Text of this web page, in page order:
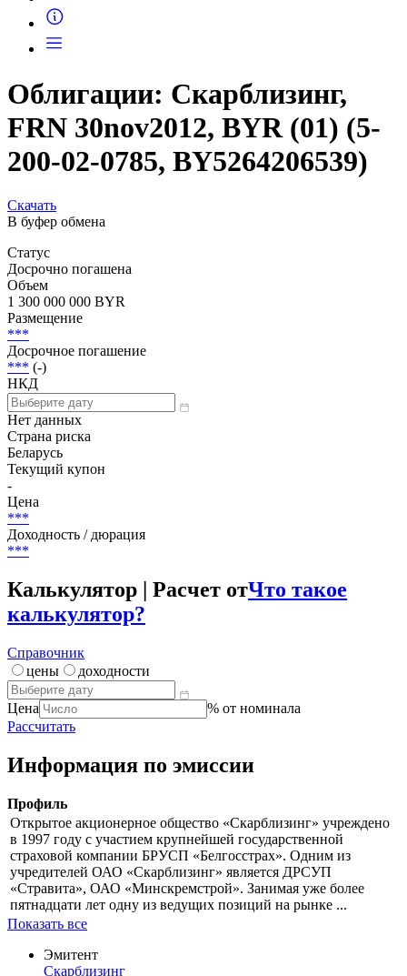
Облигации: Скарблизинг,
200-02-0785, BY5264206539)
Скачать
В буфер обмена
Статус
Досрочно погашена
Объем
1 300 000 000 BYR
Размещение
***
Досрочное погашение
*** (-)
НКД
Страна риска
Беларусь
Текущий купон
-
***
Доходность / дюрация
***
Калькулятор | Расчет от
калькулятор?
Справочник
цены
Цена
% от номинала
Информация по эмиссии
Профиль
Открытое акционерное общество «Скарблизинг» учреждено
в 1997 году с участием крупнейшей государственной
страховой компании БРУСП «Белгосстрах». Одним из
учредителей ОАО «Скарблизинг» является ДРСУП
«Стравита», ОАО «Минскремстрой». Занимая уже более
пятнадцати лет одну из ведущих позиций на рынке ...